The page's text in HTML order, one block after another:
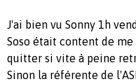
J'ai bien vu Sonny 1h
Soso était content de
quitter si vite à peine
Sinon la référente de